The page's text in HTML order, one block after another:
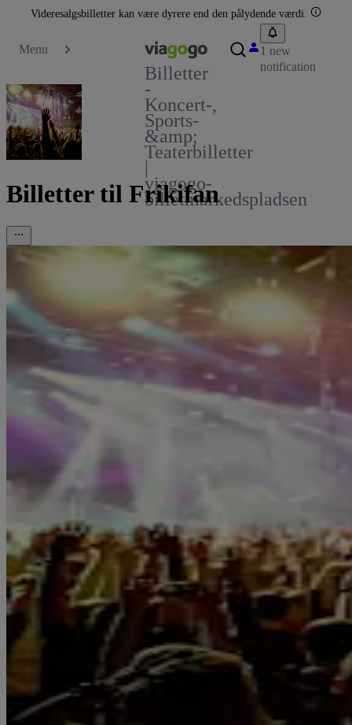
Videresalgsbilletter kan være dyrere end den pålydende værdi.
Menu
Billetter
-
Koncert-,
Sports-
&amp;
Teaterbilletter
|
viagogo-
billetmarkedspladsen
1 new
notification
Billetter til Frikifan